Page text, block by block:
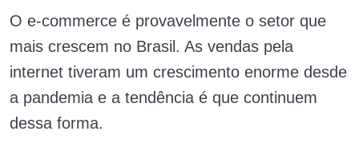
O e-commerce é provavelmente o setor que
mais crescem no Brasil. As vendas pela
internet tiveram um crescimento enorme desde
a pandemia e a tendência é que continuem
dessa forma.